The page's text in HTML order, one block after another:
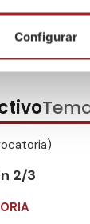
por
2/3
Configurar